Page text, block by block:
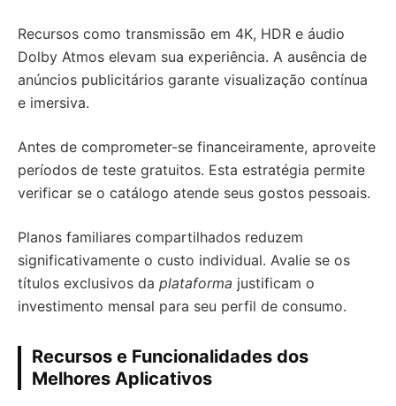
Recursos como transmissão em 4K, HDR e áudio
Dolby Atmos elevam sua experiência. A ausência de
anúncios publicitários garante visualização contínua
e imersiva.
Antes de comprometer-se financeiramente, aproveite
períodos de teste gratuitos. Esta estratégia permite
verificar se o catálogo atende seus gostos pessoais.
Planos familiares compartilhados reduzem
significativamente o custo individual. Avalie se os
títulos exclusivos da plataforma justificam o
investimento mensal para seu perfil de consumo.
Recursos e Funcionalidades dos
Melhores Aplicativos